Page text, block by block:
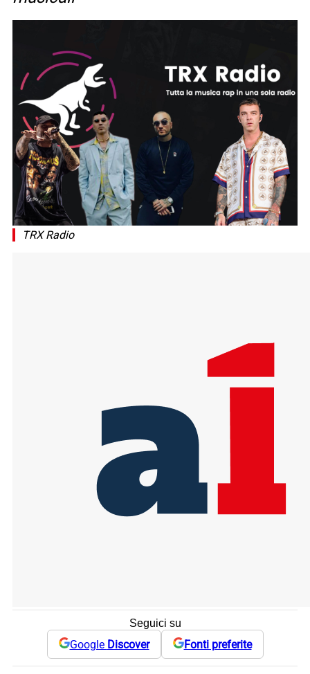
TRX Radio
Seguici su
Google Discover Fonti preferite